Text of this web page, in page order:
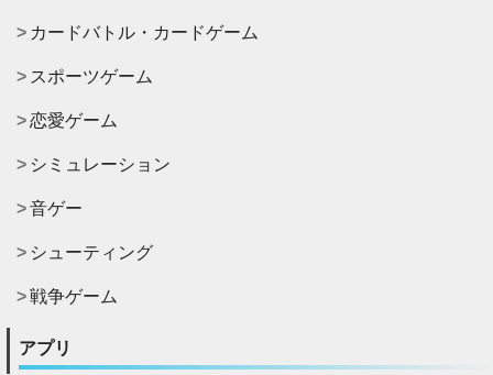
カードバトル・カードゲーム
スポーツゲーム
恋愛ゲーム
シミュレーション
音ゲー
シューティング
戦争ゲーム
アプリ